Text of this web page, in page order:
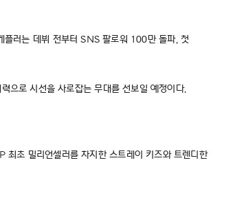
러는 데뷔 전부터 SNS 팔로워 100만 돌파, 첫
로 시선을 사로잡는 무대를 선보일 예정이다.
최초 밀리언셀러를 차지한 스트레이 키즈와 트렌디한